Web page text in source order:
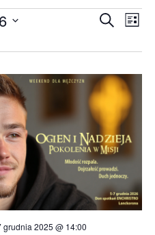
po
i
Szukaj Lista
grudnia 2025 @ 14:00